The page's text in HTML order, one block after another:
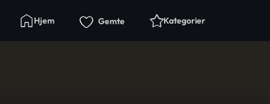
Hjem Gemte Kategorier